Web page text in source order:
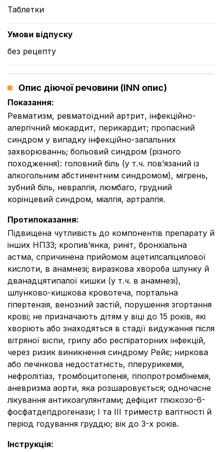
Таблетки
Умови відпуску
без рецепту
Опис діючої речовини (INN опис)
Показання:
Ревматизм, ревматоїдний артрит, інфекційно-
алергічний міокардит, перикардит; пропасний
синдром у випадку інфекційно-запальних
захворюваннь; больовий синдром (різного
походження): головний біль (у т.ч. пов’язаний із
алкогольним абстинентним синдромом), мігрень,
зубний біль, невралгія, люмбаго, грудний
корінцевий синдром, міалгія, артралгія.
Протипоказання:
Підвищена чутливість до компонентів препарату й
інших НПЗЗ; кропив’янка, риніт, бронхіальна
астма, спричинена прийомом ацетилсаліцилової
кислоти, в анамнезі; виразкова хвороба шлунку й
дванадцятипалої кишки (у т.ч. в анамнезі),
шлунково-кишкова кровотеча, портальна
гіпертензія, венозний застій, порушення згортання
крові; не призначають дітям у віці до 15 років, які
хворіють або знаходяться в стадії видужання після
вітряної віспи, грипу або респіраторних інфекцій,
через ризик виникнення синдрому Рейє; ниркова
або печінкова недостатність, гіперурикемія,
нефролітіаз, тромбоцитопенія, гіпопротромбінемія,
аневризма аорти, яка розшаровується; одночасне
лікування антикоагулянтами; дефіцит глюкозо-6-
фосфатдегідрогенази; І та ІІІ триместр вагітності й
період годування груддю; вік до 3-х років.
Інструкція: